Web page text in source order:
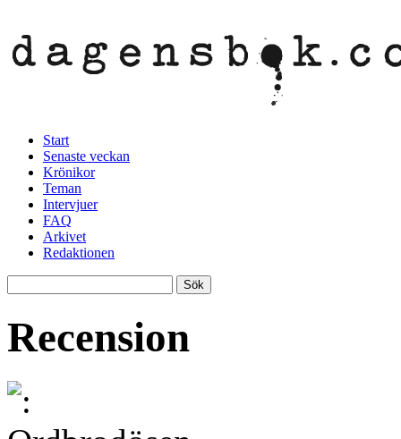
Start
Senaste veckan
Krönikor
Teman
Intervjuer
FAQ
Arkivet
Redaktionen
Recension